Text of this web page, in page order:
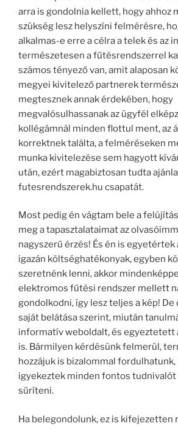
arra is gondolnia kellett, hogy ahhoz
szükség lesz helyszíni felmérésre,
alkalmas-e erre a célra a telek és az
természetesen a fűtésrendszerrel
számos tényező van, amit alaposan
megyei kivitelező partnerek
megtesznek annak érdekében, hogy
megvalósulhassanak az ügyfél
kollégámnál minden flottul ment, az
korrektnek találta, a felméréseken
munka kivitelezése sem hagyott
után, ezért magabiztosan tudta
futesrendszerek.hu csapatát.
Most pedig én vágtam bele a
meg a tapasztalataimat az
nagyszerű érzés! És én is egyetértek
igazán költséghatékonyak, egyben
szeretnénk lenni, akkor
elektromos fűtési rendszer mellett
gondolkodni, így lesz teljes a kép!
saját belátása szerint, miután
informatív weboldalt, és egyeztetett
is. Bármilyen kérdésünk felmerül,
hozzájuk is bizalommal
igyekeztek minden fontos tudnivalót
sűríteni.
Ha belegondolunk, ez is kifejezetten